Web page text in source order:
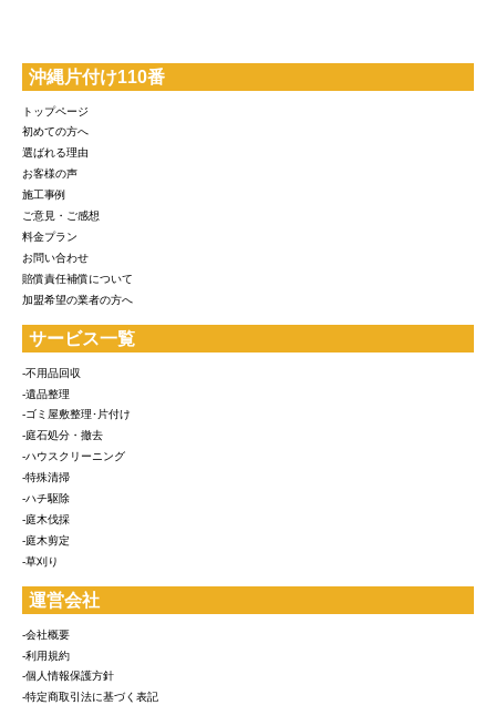
沖縄片付け110番
トップページ
初めての方へ
選ばれる理由
お客様の声
施工事例
ご意見・ご感想
料金プラン
お問い合わせ
賠償責任補償について
加盟希望の業者の方へ
サービス一覧
-不用品回収
-遺品整理
-ゴミ屋敷整理･片付け
-庭石処分・撤去
-ハウスクリーニング
-特殊清掃
-ハチ駆除
-庭木伐採
-庭木剪定
-草刈り
運営会社
-会社概要
-利用規約
-個人情報保護方針
-特定商取引法に基づく表記